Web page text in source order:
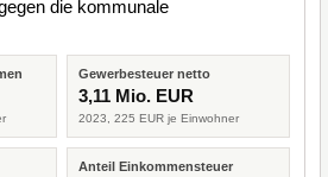
die kommunale
Gewerbesteuer netto
3,11 Mio. EUR
2023, 225 EUR je Einwohner
Anteil Einkommensteuer